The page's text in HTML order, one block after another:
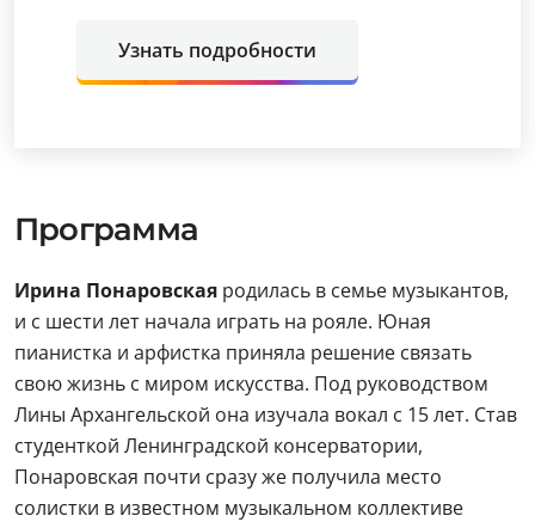
Узнать подробности
Программа
Ирина Понаровская родилась в семье музыкантов,
и с шести лет начала играть на рояле. Юная
пианистка и арфистка приняла решение связать
свою жизнь с миром искусства. Под руководством
Лины Архангельской она изучала вокал с 15 лет. Став
студенткой Ленинградской консерватории,
Понаровская почти сразу же получила место
солистки в известном музыкальном коллективе